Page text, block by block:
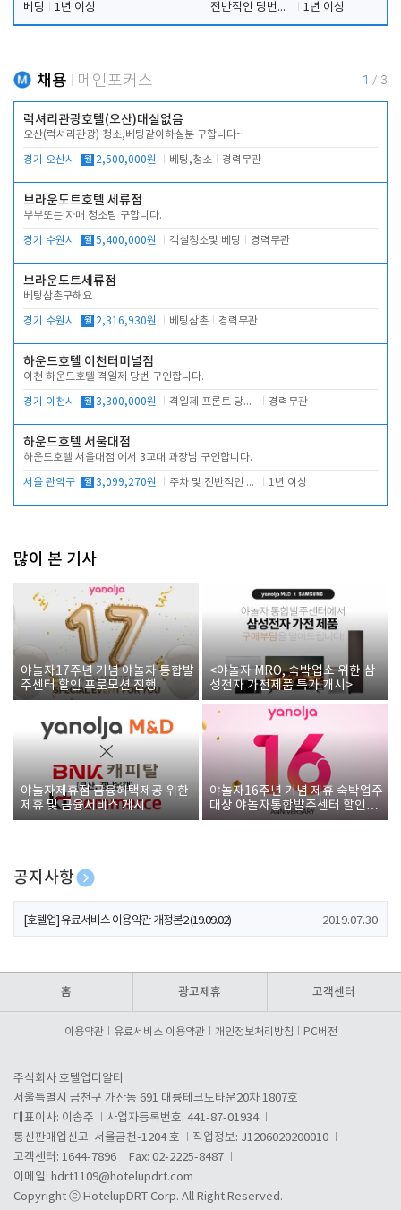
베팅
1년 이상
전반적인 당번업무
1년 이상
채용 메인포커스 1 / 3
럭셔리관광호텔(오산)대실없음
오산(럭셔리관광) 청소,베팅같이하실분 구합니다~
경기 오산시 월 2,500,000원 베팅,청소 경력무관
브라운도트호텔 세류점
부부또는 자매 청소팀 구합니다.
경기 수원시 월 5,400,000원 객실청소및 베팅 경력무관
브라운도트세류점
베팅삼촌구해요
경기 수원시 월 2,316,930원 베팅삼촌 경력무관
하운드호텔 이천터미널점
이천 하운드호텔 격일제 당번 구인합니다.
경기 이천시 월 3,300,000원 격일제 프론트 당번 업무로 주차 및 객실 점검 경력무관
하운드호텔 서울대점
하운드호텔 서울대점 에서 3교대 과장님 구인합니다.
서울 관악구 월 3,099,270원 주차 및 전반적인 당번업무 1년 이상
많이 본 기사
야놀자17주년 기념 야놀자 통합발
주센터 할인 프로모션 진행
<야놀자 MRO, 숙박업소 위한 삼
성전자 가전제품 특가 개시>
야놀자제휴점 금융혜택제공 위한
제휴 및 금융서비스 게시
야놀자16주년 기념 제휴 숙박업주
대상 야놀자통합발주센터 할인쿠
폰 증정
공지사항
[호텔업] 개인정보 처리방침 개정본1 (19.09.02)
[호텔업] 유료서비스 이용약관 개정본2 (19.09.02) 2019.07.30
홈 광고제휴 고객센터
이용약관 유료서비스 이용약관 개인정보처리방침 PC버전
주식회사 호텔업디알티
서울특별시 금천구 가산동 691 대륭테크노타운20차 1807호
대표이사: 이송주
사업자등록번호: 441-87-01934
통신판매업신고: 서울금천-1204 호
직업정보: J1206020200010
고객센터: 1644-7896
Fax: 02-2225-8487
이메일: hdrt1109@hotelupdrt.com
Copyright ⓒ HotelupDRT Corp. All Right Reserved.